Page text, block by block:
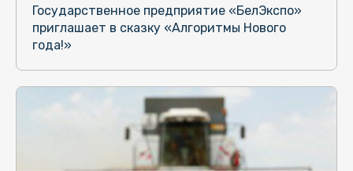
Государственное предприятие «БелЭкспо»
приглашает в сказку «Алгоритмы Нового
года!»